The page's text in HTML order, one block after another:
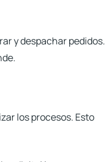
y despachar pedidos.
los procesos. Esto